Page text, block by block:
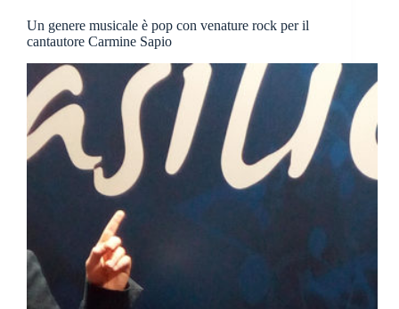
Un genere musicale è pop con venature rock per il
cantautore Carmine Sapio